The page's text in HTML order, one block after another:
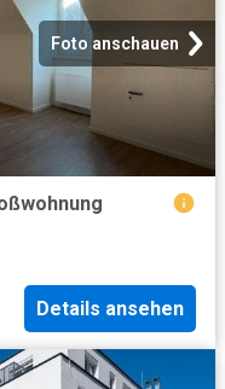
Foto anschauen
Details ansehen